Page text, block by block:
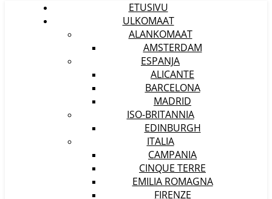
ETUSIVU
ULKOMAAT
ALANKOMAAT
AMSTERDAM
ESPANJA
ALICANTE
BARCELONA
MADRID
ISO-BRITANNIA
EDINBURGH
ITALIA
CAMPANIA
CINQUE TERRE
EMILIA ROMAGNA
FIRENZE